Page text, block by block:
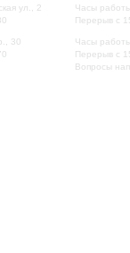
ул., 2
30
Часы
Перерыв с
Часы
Перерыв с
Вопросы